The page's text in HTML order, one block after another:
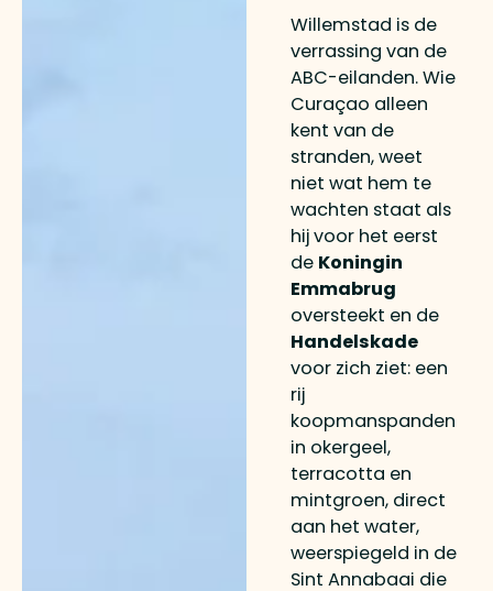
Willemstad is de
verrassing van de
ABC-eilanden. Wie
Curaçao alleen
kent van de
stranden, weet
niet wat hem te
wachten staat als
hij voor het eerst
de Koningin
Emmabrug
oversteekt en de
Handelskade
voor zich ziet: een
rij
koopmanspanden
in okergeel,
terracotta en
mintgroen, direct
aan het water,
weerspiegeld in de
Sint Annabaai die